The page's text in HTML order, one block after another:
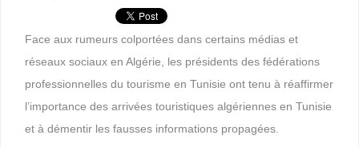
Face aux rumeurs colportées dans certains médias et
réseaux sociaux en Algérie, les présidents des fédérations
professionnelles du tourisme en Tunisie ont tenu à réaffirmer
l’importance des arrivées touristiques algériennes en Tunisie
et à démentir les fausses informations propagées.